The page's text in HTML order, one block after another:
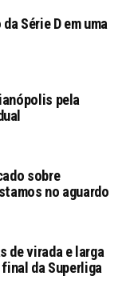
Série D em uma
pela
sobre
no aguardo
de virada e larga
da Superliga